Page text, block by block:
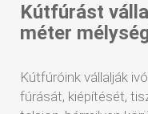
Kútfúrást
méter
Kútfúróink vállalják
fúrását, kiépítését,